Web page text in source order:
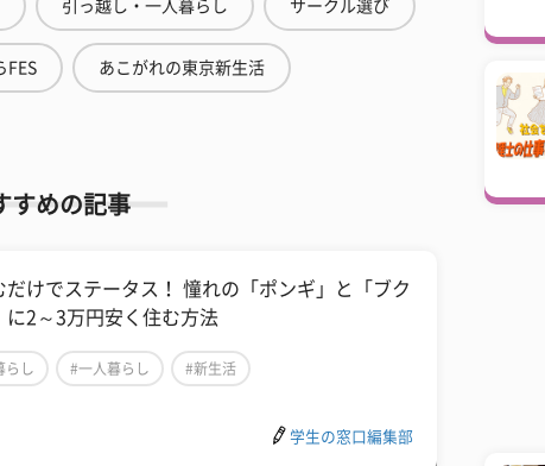
引っ越し・一人暮らし サークル選び
FES あこがれの東京新生活
すめの記事
だけでステータス！ 憧れの「ポンギ」と「ブク
に2～3万円安く住む方法
らし #一人暮らし #新生活
学生の窓口編集部